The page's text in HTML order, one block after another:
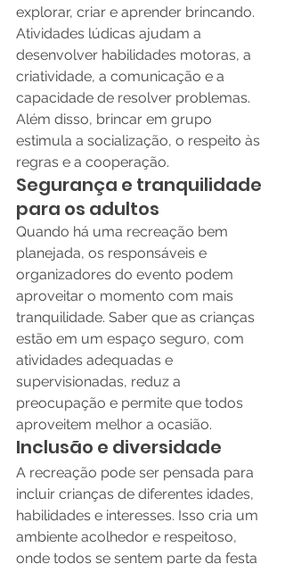
explorar, criar e aprender brincando.
Atividades lúdicas ajudam a
desenvolver habilidades motoras, a
criatividade, a comunicação e a
capacidade de resolver problemas.
Além disso, brincar em grupo
estimula a socialização, o respeito às
regras e a cooperação.
Segurança e tranquilidade
para os adultos
Quando há uma recreação bem
planejada, os responsáveis e
organizadores do evento podem
aproveitar o momento com mais
tranquilidade. Saber que as crianças
estão em um espaço seguro, com
atividades adequadas e
supervisionadas, reduz a
preocupação e permite que todos
aproveitem melhor a ocasião.
Inclusão e diversidade
A recreação pode ser pensada para
incluir crianças de diferentes idades,
habilidades e interesses. Isso cria um
ambiente acolhedor e respeitoso,
onde todos se sentem parte da festa